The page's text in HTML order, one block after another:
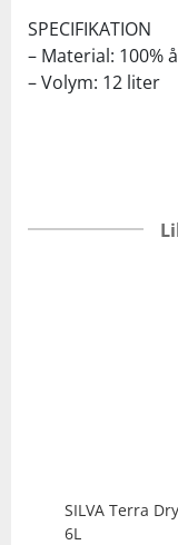
SPECIFIKATION
– Material: 100%
– Volym: 12 liter
SILVA Terra
6L